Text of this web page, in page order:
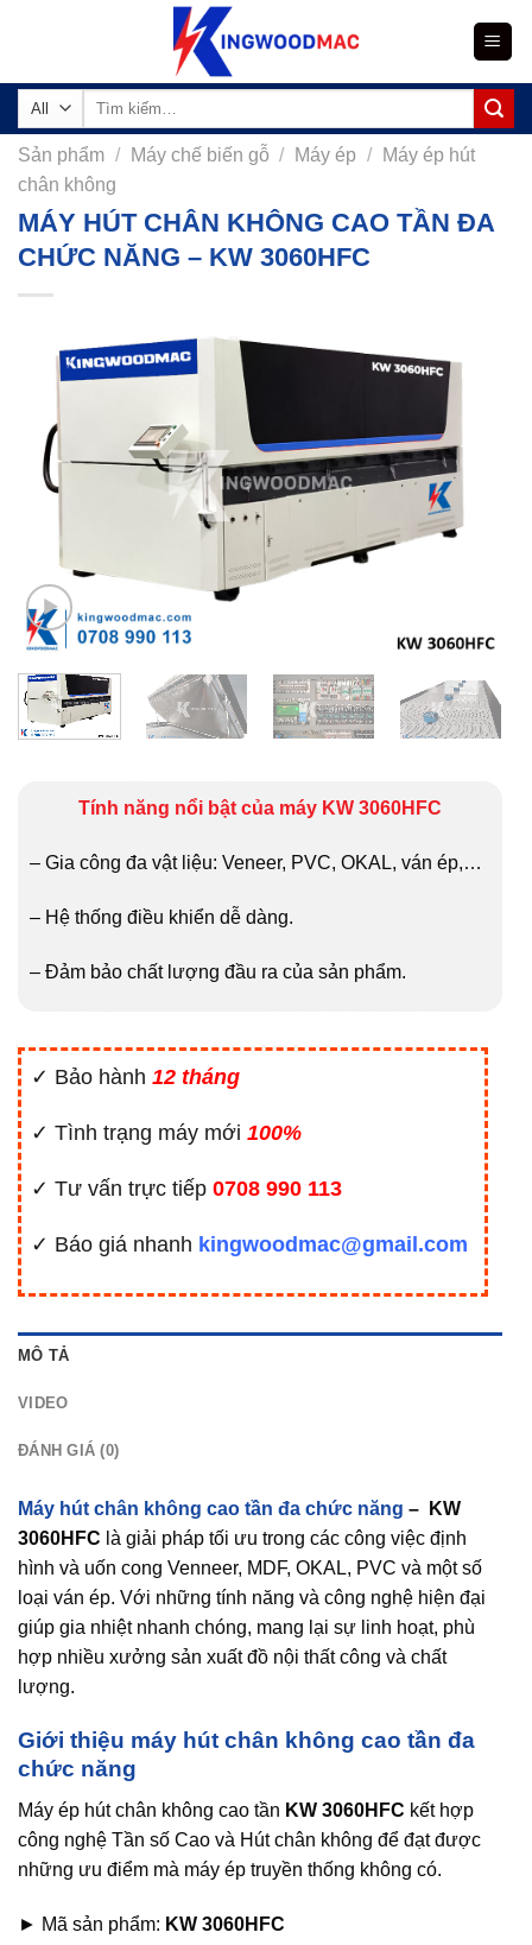
Tìm
Sản phẩm / Máy chế biến gỗ / Máy ép /
Máy ép hút
chân không
MÁY HÚT CHÂN KHÔNG CAO TẦN ĐA
CHỨC NĂNG – KW 3060HFC
Tính năng nổi bật của máy KW 3060HFC
– Gia công đa vật liệu: Veneer, PVC, OKAL, ván ép,…
– Hệ thống điều khiển dễ dàng.
– Đảm bảo chất lượng đầu ra của sản phẩm.
✓ Bảo hành 12 tháng
✓ Tình trạng máy mới 100%
✓ Tư vấn trực tiếp 0708 990 113
✓ Báo giá nhanh kingwoodmac@gmail.com
MÔ TẢ
VIDEO
ĐÁNH GIÁ (0)
Máy hút chân không cao tần đa chức năng – KW
3060HFC là giải pháp tối ưu trong các công việc định
hình và uốn cong Venneer, MDF, OKAL, PVC và một số
loại ván ép. Với những tính năng và công nghệ hiện đại
giúp gia nhiệt nhanh chóng, mang lại sự linh hoạt, phù
hợp nhiều xưởng sản xuất đồ nội thất công và chất
lượng.
Giới thiệu máy hút chân không cao tần đa
chức năng
Máy ép hút chân không cao tần KW 3060HFC kết hợp
công nghệ Tần số Cao và Hút chân không để đạt được
những ưu điểm mà máy ép truyền thống không có.
► Mã sản phẩm: KW 3060HFC